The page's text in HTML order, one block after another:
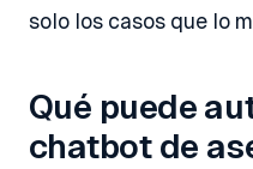
solo los casos que lo
Qué puede
chatbot de